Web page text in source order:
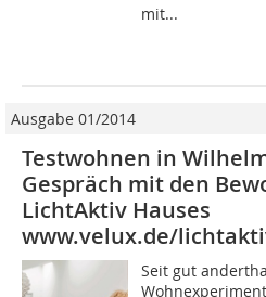
mit...
Ausgabe 01/2014
Testwohnen in
Gespräch mit den
LichtAktiv Hauses
www.velux.de/
Seit gut
Wohnexperiment